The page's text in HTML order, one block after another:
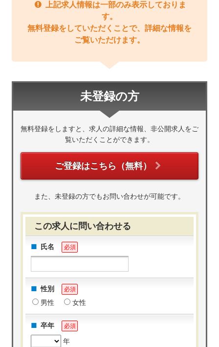
上記求人情報は一部のみ表示しておりま
す。
無料登録をしていただくことで、詳細な情報を
ご覧いただけます。
未登録の方
無料登録をしますと、求人の詳細な情報、非公開求人をご
覧いただくことができます。
ご登録はこちら（無料）
また、未登録の方でもお問い合わせが可能です。
この求人に問い合わせる
氏名 必須
性別 必須
男性 女性
卒年 必須
年